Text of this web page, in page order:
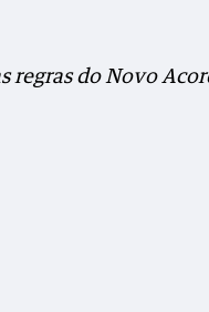
regras do Novo